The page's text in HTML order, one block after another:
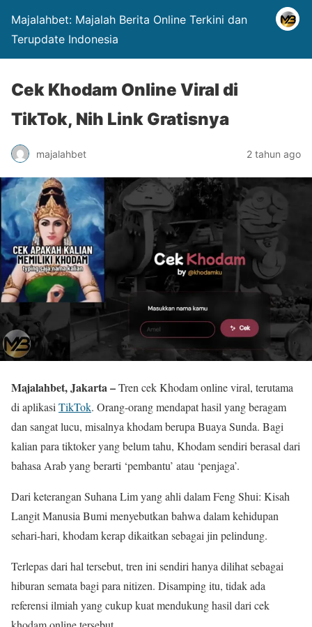
Majalahbet: Majalah Berita Online Terkini dan
Terupdate Indonesia
Cek Khodam Online Viral di
TikTok, Nih Link Gratisnya
majalahbet 2 tahun ago
Majalahbet, Jakarta –Tren cek Khodam online viral, terutama
di aplikasiTikTok. Orang-orang mendapat hasil yang beragam
dan sangat lucu, misalnya khodam berupa Buaya Sunda. Bagi
kalian para tiktoker yang belum tahu, Khodam sendiri berasal dari
bahasa Arab yang berarti ‘pembantu’ atau ‘penjaga’.
Dari keterangan Suhana Lim yang ahli dalam Feng Shui: Kisah
Langit Manusia Bumi menyebutkan bahwa dalam kehidupan
sehari-hari, khodam kerap dikaitkan sebagai jin pelindung.
Terlepas dari hal tersebut, tren ini sendiri hanya dilihat sebagai
hiburan semata bagi para nitizen. Disamping itu, tidak ada
referensi ilmiah yang cukup kuat mendukung hasil dari cek